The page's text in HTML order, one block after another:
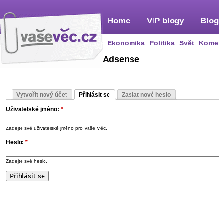
Home
Ekonomika Politika Svět
VIP blogy
Adsense
Vytvořit nový účet Přihlásit se Zaslat nové heslo
Uživatelské jméno: *
Zadejte své uživatelské jméno pro Vaše Věc.
Heslo: *
Zadejte své heslo.